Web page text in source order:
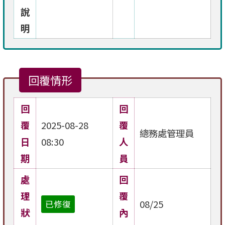
說
明
回覆情形
回
覆
日
期
2025-08-28
08:30
回
覆
人
員
總務處管理員
處
理
狀
已修復
回
覆
內
08/25